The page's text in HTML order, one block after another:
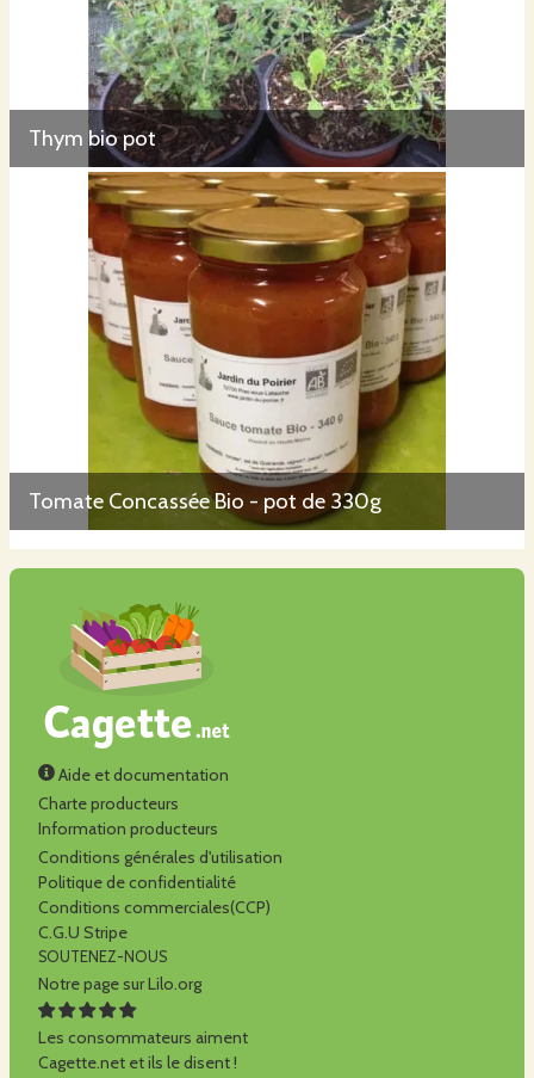
Thym bio pot
Tomate Concassée Bio - pot de 330g
Aide et documentation
Charte producteurs
Information producteurs
Conditions générales d'utilisation
Politique de confidentialité
Conditions commerciales(CCP)
C.G.U Stripe
SOUTENEZ-NOUS
Notre page sur Lilo.org
Les consommateurs aiment
Cagette.net et ils le disent !